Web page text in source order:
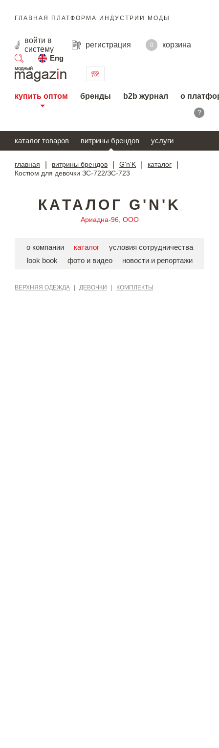
ГЛАВНАЯ ПЛАТФОРМА ИНДУСТРИИ МОДЫ
войти в
систему
регистрация 0
корзина
Eng
поиск
купить оптом бренды b2b журнал о
?
каталог товаров витрины брендов услуги
главная витрины брендов G'n'K каталог
Костюм для девочки ЗС-722/ЗС-723
КАТАЛОГ G'N'K
Ариадна-96, ООО
о компании каталог
условия сотрудничества
look book
фото и видео новости и репортажи
ВЕРХНЯЯ ОДЕЖДА ДЕВОЧКИ КОМПЛЕКТЫ